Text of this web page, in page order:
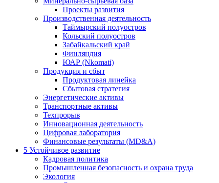
Проекты развития
Производственная деятельность
Таймырский полуостров
Кольский полуостров
Забайкальский край
Финляндия
ЮАР (Nkomati)
Продукция и сбыт
Продуктовая линейка
Сбытовая стратегия
Энергетические активы
Транспортные активы
Техпрорыв
Инновационная деятельность
Цифровая лаборатория
Финансовые результаты (MD&A)
5 Устойчивое развитие
Кадровая политика
Промышленная безопасность и охрана труда
Экология